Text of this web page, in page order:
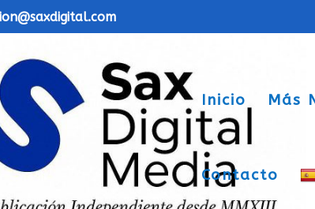
Inicio Más
Contacto